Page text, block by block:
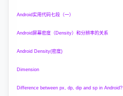
Android实用代码七段（一）
Android屏幕密度（Density）和分辨率的关系
Android Density(密度)
Dimension
Difference between px, dp, dip and sp in Android?